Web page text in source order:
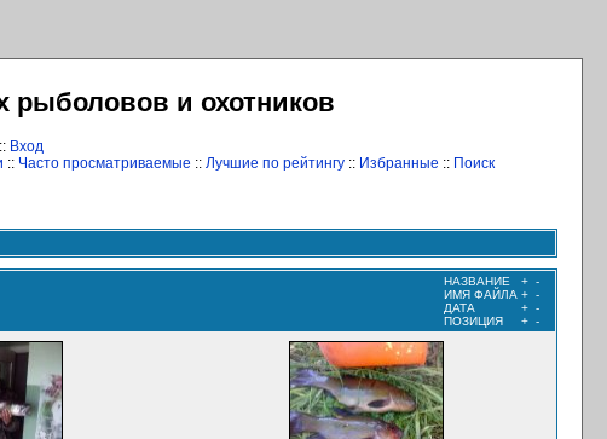
рыболовов и охотников
:: Вход
:: Часто просматриваемые :: Лучшие по рейтингу:: Избранные :: Поиск
НАЗВАНИЕ + -
ИМЯ ФАЙЛА + -
ДАТА
+ -
ПОЗИЦИЯ
+ -